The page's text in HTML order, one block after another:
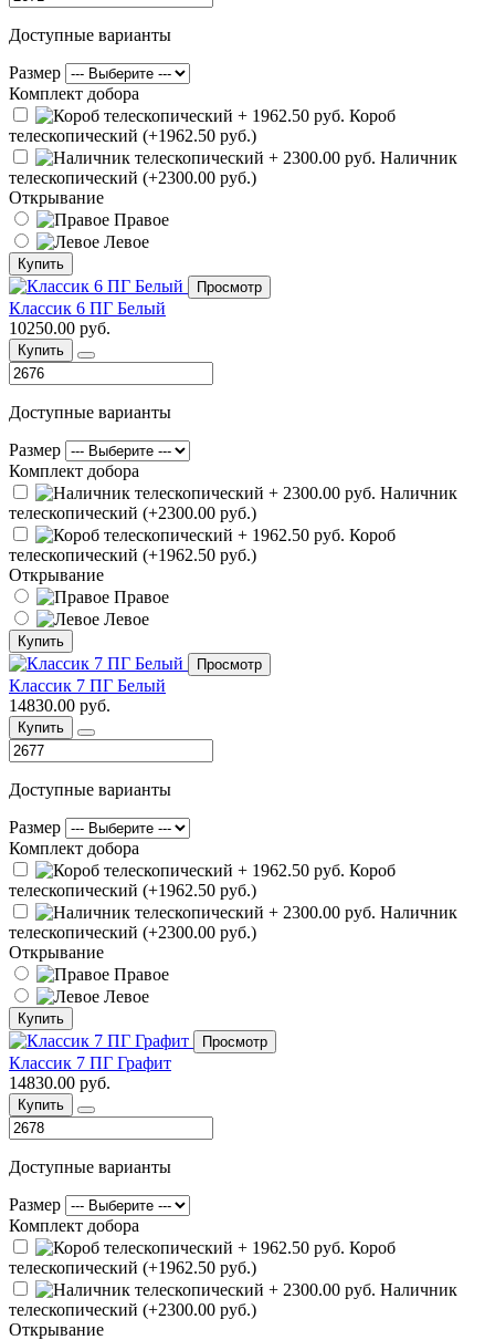
Доступные варианты
Размер
Комплект добора
Короб
телескопический (+1962.50 руб.)
Наличник
телескопический (+2300.00 руб.)
Открывание
Правое
Левое
Купить
Просмотр
Классик 6 ПГ Белый
10250.00 руб.
Купить
Доступные варианты
Размер
Комплект добора
Наличник
телескопический (+2300.00 руб.)
Короб
телескопический (+1962.50 руб.)
Открывание
Правое
Левое
Купить
Просмотр
Классик 7 ПГ Белый
14830.00 руб.
Купить
Доступные варианты
Размер
Комплект добора
Короб
телескопический (+1962.50 руб.)
Наличник
телескопический (+2300.00 руб.)
Открывание
Правое
Левое
Купить
Просмотр
Классик 7 ПГ Графит
14830.00 руб.
Купить
Доступные варианты
Размер
Комплект добора
Короб
телескопический (+1962.50 руб.)
Наличник
телескопический (+2300.00 руб.)
Открывание